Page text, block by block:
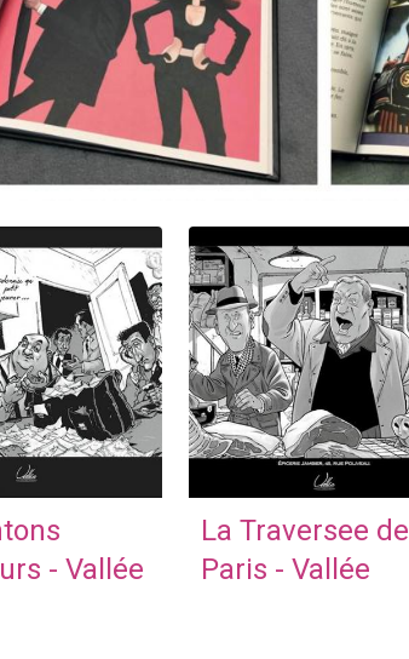
- Vallée
La Traversee de
Paris - Vallée